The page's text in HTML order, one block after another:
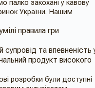
палко закохані у кавову
України. Нашим
правила гри
та впевненість
продукт високого
розробки були доступні